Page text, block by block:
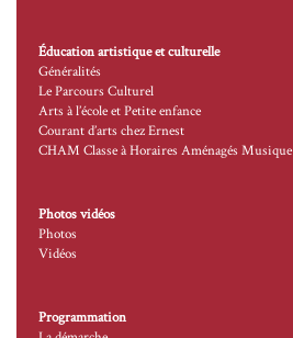
Éducation artistique et culturelle
Généralités
Le Parcours Culturel
Arts à l’école et Petite enfance
Courant d’arts chez Ernest
CHAM Classe à Horaires Aménagés Musique
Photos vidéos
Photos
Vidéos
Programmation